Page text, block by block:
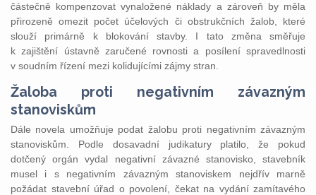
částečně kompenzovat vynaložené náklady a zároveň by měla
přirozeně omezit počet účelových či obstrukčních žalob, které
slouží primárně k blokování stavby. I tato změna směřuje
k zajištění ústavně zaručené rovnosti a posílení spravedlnosti
v soudním řízení mezi kolidujícími zájmy stran.
Žaloba proti negativním závazným
stanoviskům
Dále novela umožňuje podat žalobu proti negativním závazným
stanoviskům. Podle dosavadní judikatury platilo, že pokud
dotčený orgán vydal negativní závazné stanovisko, stavebník
musel i s negativním závazným stanoviskem nejdřív marně
požádat stavební úřad o povolení, čekat na vydání zamítavého